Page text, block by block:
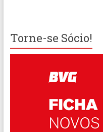
Torne-se Sócio!